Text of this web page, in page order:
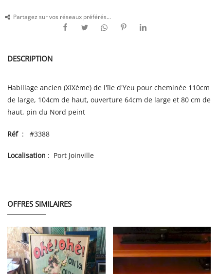
Partagez sur vos réseaux préférés...
DESCRIPTION
Habillage ancien (XIXème) de l'île d'Yeu pour cheminée 110cm
de large, 104cm de haut, ouverture 64cm de large et 80 cm de
haut, pin du Nord peint
Réf: #3388
Localisation : Port Joinville
OFFRES SIMILAIRES